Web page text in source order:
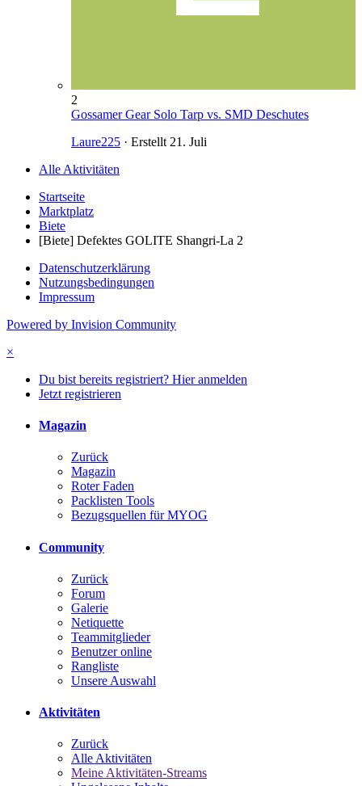
2
Gossamer Gear Solo Tarp vs. SMD Deschutes
Laure225 · Erstellt 21. Juli
Alle Aktivitäten
Startseite
Marktplatz
Biete
[Biete] Defektes GOLITE Shangri-La 2
Datenschutzerklärung
Nutzungsbedingungen
Impressum
Powered by Invision Community
×
Du bist bereits registriert? Hier anmelden
Jetzt registrieren
Magazin
Zurück
Magazin
Roter Faden
Packlisten Tools
Bezugsquellen für MYOG
Community
Zurück
Forum
Galerie
Netiquette
Teammitglieder
Benutzer online
Rangliste
Unsere Auswahl
Aktivitäten
Zurück
Alle Aktivitäten
Meine Aktivitäten-Streams